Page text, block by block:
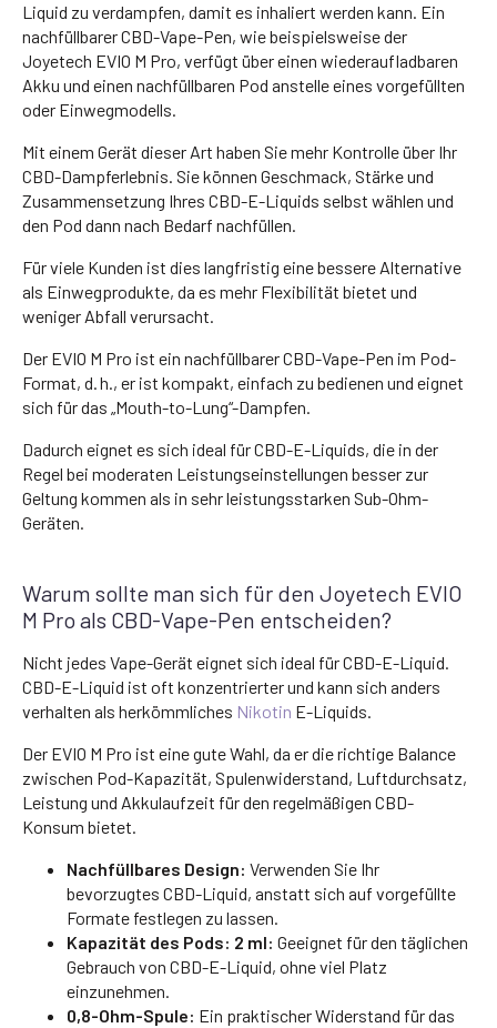
Liquid zu verdampfen, damit es inhaliert werden kann. Ein
nachfüllbarer CBD-Vape-Pen, wie beispielsweise der
Joyetech EVIO M Pro, verfügt über einen wiederaufladbaren
Akku und einen nachfüllbaren Pod anstelle eines vorgefüllten
oder Einwegmodells.
Mit einem Gerät dieser Art haben Sie mehr Kontrolle über Ihr
CBD-Dampferlebnis. Sie können Geschmack, Stärke und
Zusammensetzung Ihres CBD-E-Liquids selbst wählen und
den Pod dann nach Bedarf nachfüllen.
Für viele Kunden ist dies langfristig eine bessere Alternative
als Einwegprodukte, da es mehr Flexibilität bietet und
weniger Abfall verursacht.
Der EVIO M Pro ist ein nachfüllbarer CBD-Vape-Pen im Pod-
Format, d. h., er ist kompakt, einfach zu bedienen und eignet
sich für das „Mouth-to-Lung“-Dampfen.
Dadurch eignet es sich ideal für CBD-E-Liquids, die in der
Regel bei moderaten Leistungseinstellungen besser zur
Geltung kommen als in sehr leistungsstarken Sub-Ohm-
Geräten.
Warum sollte man sich für den Joyetech EVIO
M Pro als CBD-Vape-Pen entscheiden?
Nicht jedes Vape-Gerät eignet sich ideal für CBD-E-Liquid.
CBD-E-Liquid ist oft konzentrierter und kann sich anders
verhalten als herkömmliches Nikotin E-Liquids.
Der EVIO M Pro ist eine gute Wahl, da er die richtige Balance
zwischen Pod-Kapazität, Spulenwiderstand, Luftdurchsatz,
Leistung und Akkulaufzeit für den regelmäßigen CBD-
Konsum bietet.
Nachfüllbares Design: Verwenden Sie Ihr
bevorzugtes CBD-Liquid, anstatt sich auf vorgefüllte
Formate festlegen zu lassen.
Kapazität des Pods: 2 ml: Geeignet für den täglichen
Gebrauch von CBD-E-Liquid, ohne viel Platz
einzunehmen.
0,8-Ohm-Spule: Ein praktischer Widerstand für das